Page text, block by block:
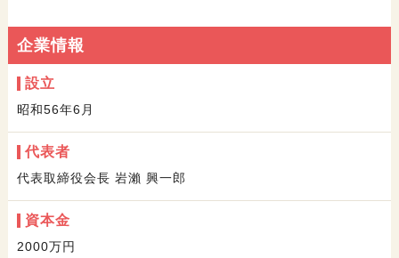
企業情報
設立
昭和56年6月
代表者
代表取締役会長 岩瀨 興一郎
資本金
2000万円